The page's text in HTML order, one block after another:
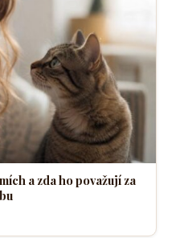
a zda ho považují za